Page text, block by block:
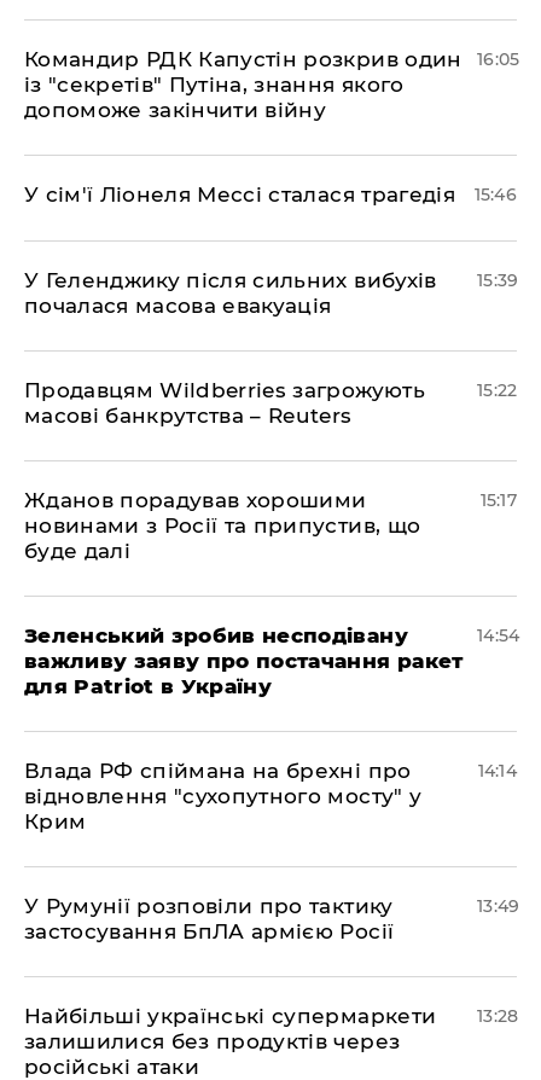
Командир РДК Капустін розкрив один
із "секретів" Путіна, знання якого
допоможе закінчити війну
16:05
У сім'ї Ліонеля Мессі сталася трагедія 15:46
У Геленджику після сильних вибухів
почалася масова евакуація
15:39
Продавцям Wildberries загрожують
масові банкрутства – Reuters
15:22
Жданов порадував хорошими
новинами з Росії та припустив, що
буде далі
15:17
Зеленський зробив несподівану
важливу заяву про постачання ракет
для Patriot в Україну
14:54
Влада РФ спіймана на брехні про
відновлення "сухопутного мосту" у
Крим
14:14
У Румунії розповіли про тактику
застосування БпЛА армією Росії
13:49
Найбільші українські супермаркети
залишилися без продуктів через
російські атаки
13:28